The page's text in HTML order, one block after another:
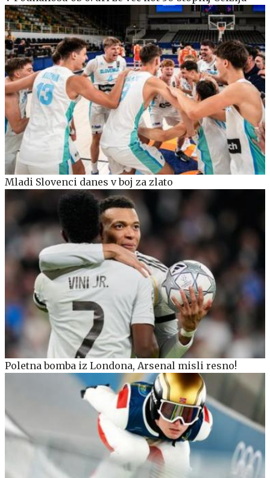
Mladi Slovenci danes v boj za zlato
Poletna bomba iz Londona, Arsenal misli resno!